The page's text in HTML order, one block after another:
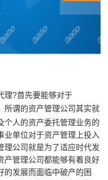
理?首先要能够对于
所谓的资产管理公司其实就
个人的资产委托管理业务的
业单位对于资产管理上投入
理公司就是为了适应时代发
产管理公司都能够有着良好
的发展而面临中破产的困